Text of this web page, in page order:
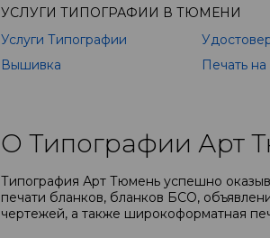
УСЛУГИ ТИПОГРАФИИ В ТЮМЕНИ
Услуги Типографии
Вышивка
О Типографии Арт
Типография Арт Тюмень успешно
печати бланков, бланков БСО,
чертежей, а также широкоформатная